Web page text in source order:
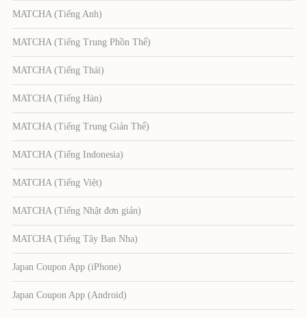
MATCHA (Tiếng Anh)
MATCHA (Tiếng Trung Phồn Thể)
MATCHA (Tiếng Thái)
MATCHA (Tiếng Hàn)
MATCHA (Tiếng Trung Giản Thể)
MATCHA (Tiếng Indonesia)
MATCHA (Tiếng Việt)
MATCHA (Tiếng Nhật đơn giản)
MATCHA (Tiếng Tây Ban Nha)
Japan Coupon App (iPhone)
Japan Coupon App (Android)